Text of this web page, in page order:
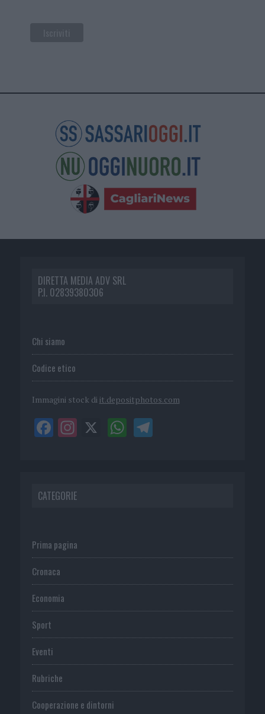
DIRETTA MEDIA ADV SRL
P.I. 02839380306
Chi siamo
Codice etico
Immagini stock di it.depositphotos.com
CATEGORIE
Prima pagina
Cronaca
Economia
Sport
Eventi
Rubriche
Cooperazione e dintorni